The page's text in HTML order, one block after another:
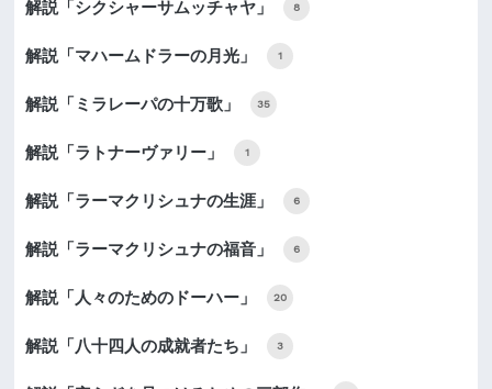
解説「シクシャーサムッチャヤ」 8
解説「マハームドラーの月光」 1
解説「ミラレーパの十万歌」 35
解説「ラトナーヴァリー」 1
解説「ラーマクリシュナの生涯」 6
解説「ラーマクリシュナの福音」 6
解説「人々のためのドーハー」 20
解説「八十四人の成就者たち」 3